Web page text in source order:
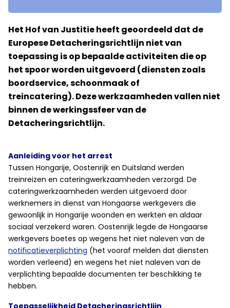
Het Hof van Justitie heeft geoordeeld dat de
Europese Detacheringsrichtlijn niet van
toepassing is op bepaalde activiteiten die op
het spoor worden uitgevoerd (diensten zoals
boordservice, schoonmaak of
treincatering). Deze werkzaamheden vallen niet
binnen de werkingssfeer van de
Detacheringsrichtlijn.
Aanleiding voor het arrest
Tussen Hongarije, Oostenrijk en Duitsland werden
treinreizen en cateringwerkzaamheden verzorgd. De
cateringwerkzaamheden werden uitgevoerd door
werknemers in dienst van Hongaarse werkgevers die
gewoonlijk in Hongarije woonden en werkten en aldaar
sociaal verzekerd waren. Oostenrijk legde de Hongaarse
werkgevers boetes op wegens het niet naleven van de
notificatieverplichting (het vooraf melden dat diensten
worden verleend) en wegens het niet naleven van de
verplichting bepaalde documenten ter beschikking te
hebben.
Toepasselijkheid Detacheringsrichtlijn